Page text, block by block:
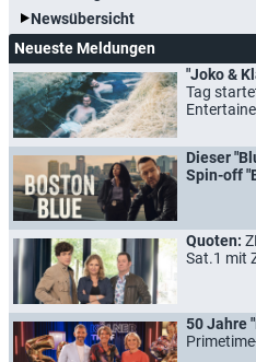
Newsübersicht
Neueste Meldungen
"Joko &
Tag
Dieser
Spin-off
Quoten:
Sat.1 mit
50 Jahre